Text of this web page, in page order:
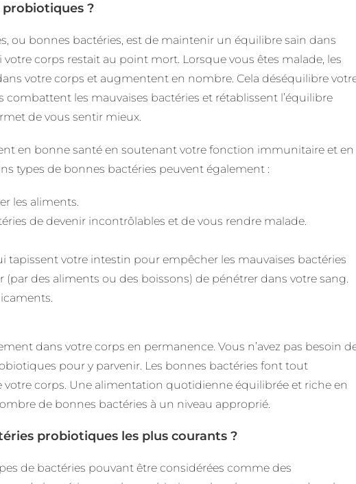
?
ou bonnes bactéries, est de maintenir un équilibre sain dans
votre corps restait au point mort. Lorsque vous êtes malade, les
votre corps et augmentent en nombre. Cela déséquilibre
combattent les mauvaises bactéries et rétablissent l’équilibre
de vous sentir mieux.
en bonne santé en soutenant votre fonction immunitaire et en
types de bonnes bactéries peuvent également :
les aliments.
de devenir incontrôlables et de vous rendre malade.
tapissent votre intestin pour empêcher les mauvaises bactéries
des aliments ou des boissons) de pénétrer dans votre sang.
dans votre corps en permanence. Vous n’avez pas besoin
pour y parvenir. Les bonnes bactéries font tout
corps. Une alimentation quotidienne équilibrée et riche en
de bonnes bactéries à un niveau approprié.
probiotiques les plus courants ?
de bactéries pouvant être considérées comme des